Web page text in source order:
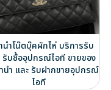
นำโน๊ตบุ๊คผักไห่ บริการรับ
รับซื้ออุปกรณ์ไอที ขายของ
นำ และ รับฝากขายอุปกรณ์
ไอที